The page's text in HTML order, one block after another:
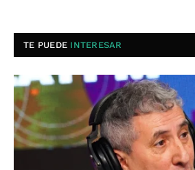
TE PUEDE INTERESAR